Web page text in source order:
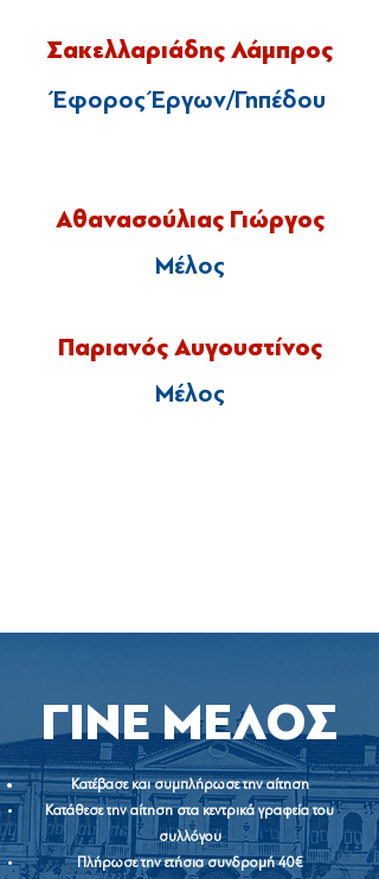
Σακελλαριάδης Λάμπρος
Έφορος Έργων/Γηπέδου
Αθανασούλιας Γιώργος
​Μέλος
Παριανός Αυγουστίνος
​Μέλος
ΓΙΝΕ ΜΕΛΟΣ
Κατέβασε και συμπλήρωσε την αίτηση
Κατάθεσε την αίτηση στα κεντρικά γραφεία του
συλλόγου
Πλήρωσε την ετήσια συνδρομή 40€